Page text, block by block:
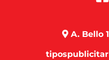
A. Bello